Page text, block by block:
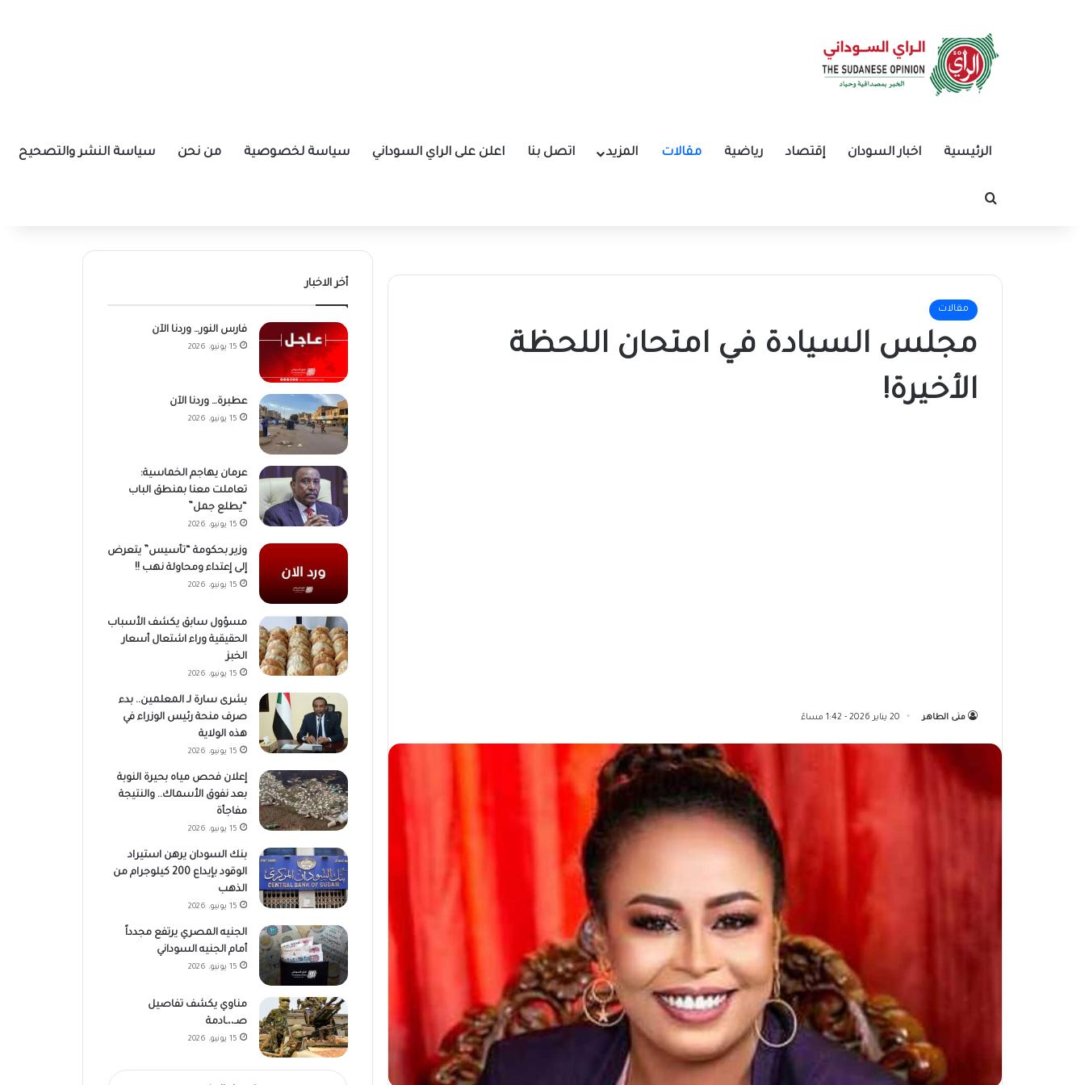
الرئيسية اخبار السودان إقتصاد رياضية مقالات المزيد اتصل بنا اعلن على الراي السوداني سياسة لخصوصية من نحن سياسة النشر والتصحيح
بحث عن
مقالات
مجلس السيادة في امتحان اللحظة
الأخيرة!
منى الطاهر 20 يناير 2026 - 1:42 مساءً
أخر الاخبار
فارس النور… وردنا الآن
15 يونيو، 2026
عطبرة… وردنا الآن
15 يونيو، 2026
عرمان يهاجم الخماسية:
تعاملت معنا بمنطق الباب
“يطلع جمل”
15 يونيو، 2026
وزير بحكومة “تأسيس” يتعرض
إلى إعتداء ومحاولة نهب !!
15 يونيو، 2026
مسؤول سابق يكشف الأسباب
الحقيقية وراء اشتعال أسعار
الخبز
15 يونيو، 2026
بشرى سارة لـ المعلمين.. بدء
صرف منحة رئيس الوزراء في
هذه الولاية
15 يونيو، 2026
إعلان فحص مياه بحيرة النوبة
بعد نفوق الأسماك.. والنتيجة
مفاجأة
15 يونيو، 2026
بنك السودان يرهن استيراد
الوقود بإيداع 200 كيلوجرام من
الذهب
15 يونيو، 2026
الجنيه المصري يرتفع مجدداً
أمام الجنيه السوداني
15 يونيو، 2026
مناوي يكشف تفاصيل
صـ،،ـادمة
15 يونيو، 2026